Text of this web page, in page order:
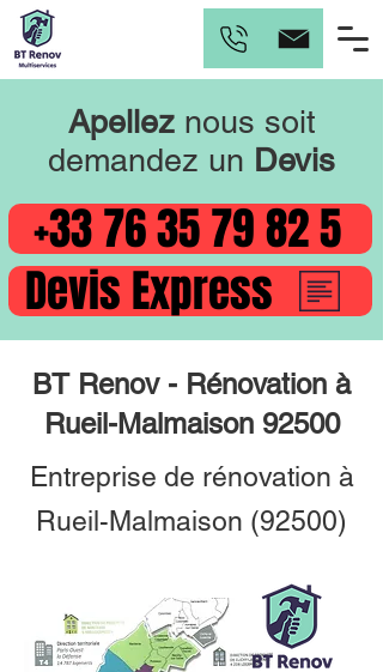
Apelleznous soit
demandez un Devis
+33 76 35 79 82 5
Devis Express
BT Renov - Rénovation à
Rueil-Malmaison 92500
Entreprise de rénovation à
Rueil-Malmaison (92500)